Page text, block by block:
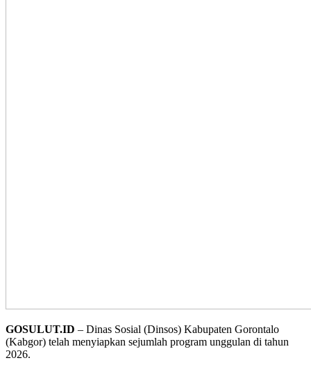
GOSULUT.ID – Dinas Sosial (Dinsos) Kabupaten Gorontalo
(Kabgor) telah menyiapkan sejumlah program unggulan di tahun
2026.